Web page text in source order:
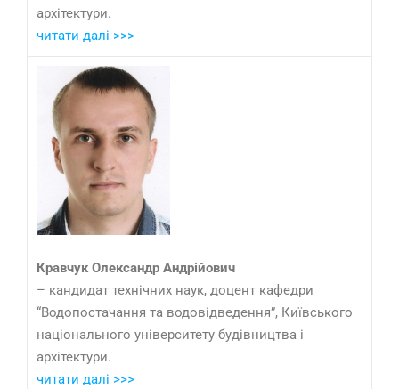
архітектури.
читати далі >>>
Кравчук Олександр Андрійович
– кандидат технічних наук, доцент кафедри
“Водопостачання та водовідведення”, Київського
національного університету будівництва і
архітектури.
читати далі >>>